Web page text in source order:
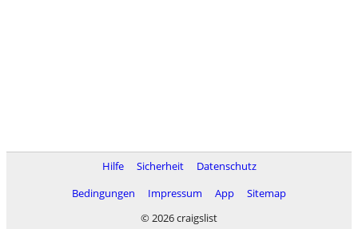
Hilfe Sicherheit
Datenschutz
Bedingungen
Impressum App
Sitemap
© 2026 craigslist